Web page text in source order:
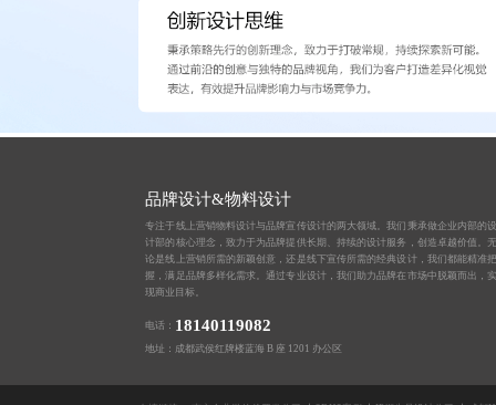
品牌设计&物料设计
专注于线上营销物料设计与品牌宣传设计的两大领域。我们秉承做企业内部的
计部的核心理念，致力于为品牌提供长期、持续的设计服务，创造卓越价值。
论是线上营销所需的新颖创意，还是线下宣传所需的经典设计，我们都能精准
握，满足品牌多样化需求。通过专业设计，我们助力品牌在市场中脱颖而出，
现商业目标。
电话： 18140119082
地址：成都武侯红牌楼蓝海 B 座 1201 办公区